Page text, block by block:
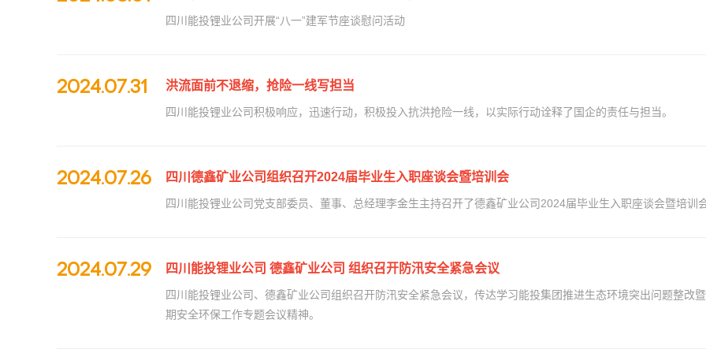
四川能投锂业公司开展“八一”建军节座谈慰问活动
2024.07.31 洪流面前不退缩，抢险一线写担当
四川能投锂业公司积极响应，迅速行动，积极投入抗洪抢险一线，以实际行动诠释了国企的责任与担当。
2024.07.26 四川德鑫矿业公司组织召开2024届毕业生入职座谈会暨培训会
四川能投锂业公司党支部委员、董事、总经理李金生主持召开了德鑫矿业公司2024届毕业生入职座谈会暨培训
2024.07.29 四川能投锂业公司 德鑫矿业公司 组织召开防汛安全紧急会议
四川能投锂业公司、德鑫矿业公司组织召开防汛安全紧急会议，传达学习能投集团推进生态环境突出问题整改
期安全环保工作专题会议精神。